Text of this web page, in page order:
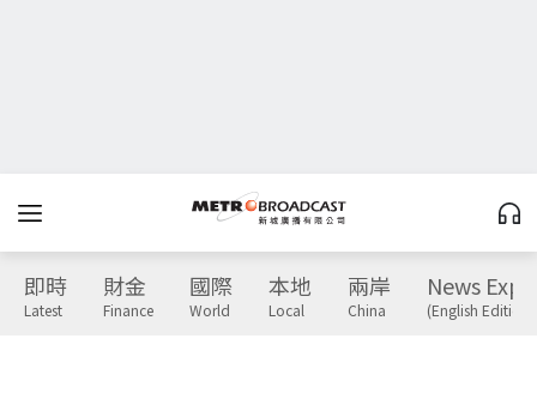
即時
Latest
財金
Finance
國際
World
本地
Local
兩岸
China
News
(English Edition)